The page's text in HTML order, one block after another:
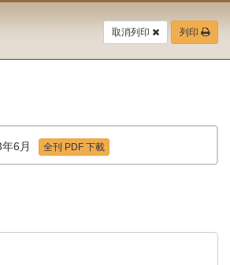
取消列印 列印
6月
全刊 PDF 下載